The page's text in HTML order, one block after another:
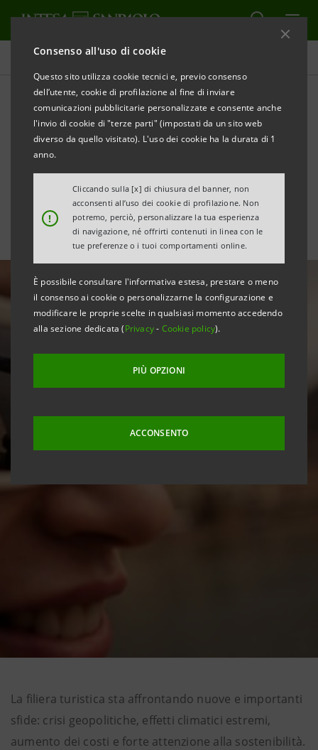
Consenso all'uso di cookie
Questo sito utilizza cookie tecnici e, previo consenso
dell’utente, cookie di profilazione al fine di inviare
comunicazioni pubblicitarie personalizzate e consente anche
l'invio di cookie di "terze parti" (impostati da un sito web
diverso da quello visitato). L'uso dei cookie ha la durata di 1
anno.
!
Cliccando sulla [x] di chiusura del banner, non
acconsenti all’uso dei cookie di profilazione. Non
potremo, perciò, personalizzare la tua esperienza
di navigazione, né offrirti contenuti in linea con le
tue preferenze o i tuoi comportamenti online.
È possibile consultare l'informativa estesa, prestare o meno
il consenso ai cookie o personalizzarne la configurazione e
modificare le proprie scelte in qualsiasi momento accedendo
alla sezione dedicata (Privacy- Cookie policy).
PIÙ OPZIONI
ACCONSENTO
Area Media
Turismo: le sfide per
rilanciare il settore nel
Mezzogiorno
La filiera turistica sta affrontando nuove e importanti
sfide: crisi geopolitiche, effetti climatici estremi,
aumento dei costi e forte attenzione alla sostenibilità.